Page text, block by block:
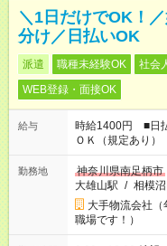
＼1日だけでOK！
分け／日払いOK
派遣 職種未経験OK 社会
WEB登録・面接OK
給与
時給1400円 ■日
ＯＫ（規定あり）
勤務地
神奈川県南足柄市
大雄山駅 / 相模
大手物流会社
職場です！）